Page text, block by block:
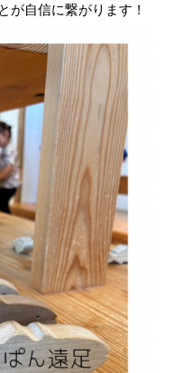
が自信に繋がります！